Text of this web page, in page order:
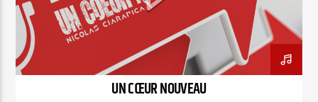
TITRE
ARTISTE
UN CŒUR NOUVEAU